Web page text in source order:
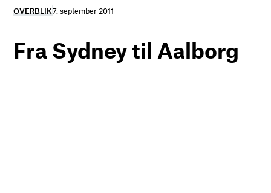
OVERBLIK7. september 2011
Fra Sydney til Aalborg